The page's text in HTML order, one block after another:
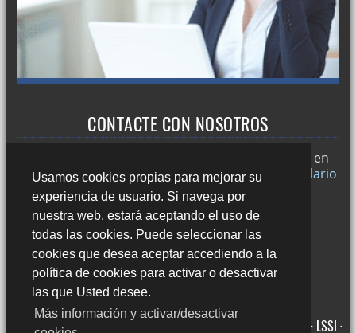
Usamos cookies propias para mejorar su
experiencia de usuario. Si navega por
nuestra web, estará aceptando el uso de
todas las cookies. Puede seleccionar las
cookies que desea aceptar accediendo a la
política de cookies para activar o desactivar
las que Usted desee.
Más información y activar/desactivar
CONTACTE CON NOSOTROS
y si desea puede ponerse en
contacto con nosotros a través de nuestro
formulario
de contacto o llamándonos al:
678 49 45 44
Avda. Averroes, 8 Edificio Acrópolis, Bajo 41020 Sevilla · Aviso legal · LSSI ·